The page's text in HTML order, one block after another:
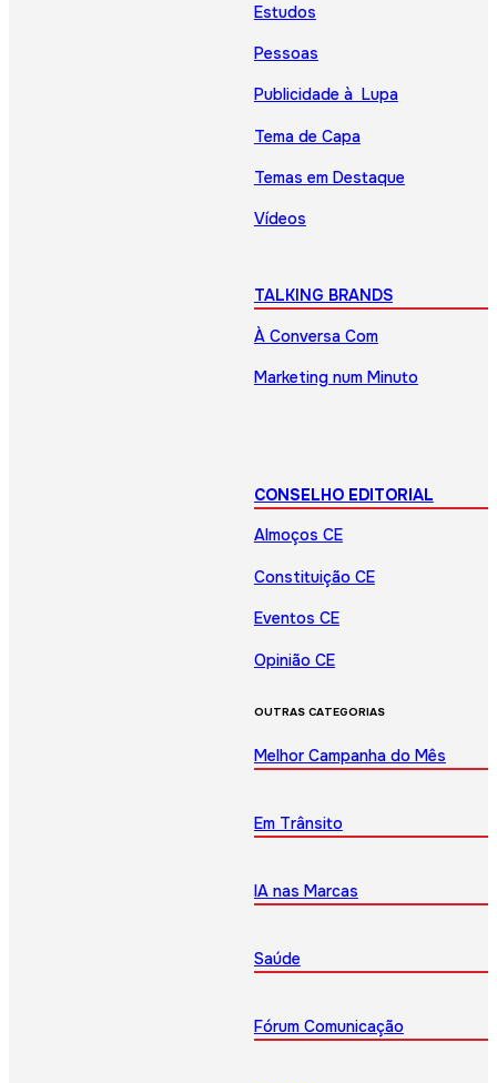
Estudos
Pessoas
Publicidade à Lupa
Tema de Capa
Temas em Destaque
Vídeos
TALKING BRANDS
À Conversa Com
Marketing num Minuto
CONSELHO EDITORIAL
Almoços CE
Constituição CE
Eventos CE
Opinião CE
OUTRAS CATEGORIAS
Melhor Campanha do Mês
Em Trânsito
IA nas Marcas
Saúde
Fórum Comunicação